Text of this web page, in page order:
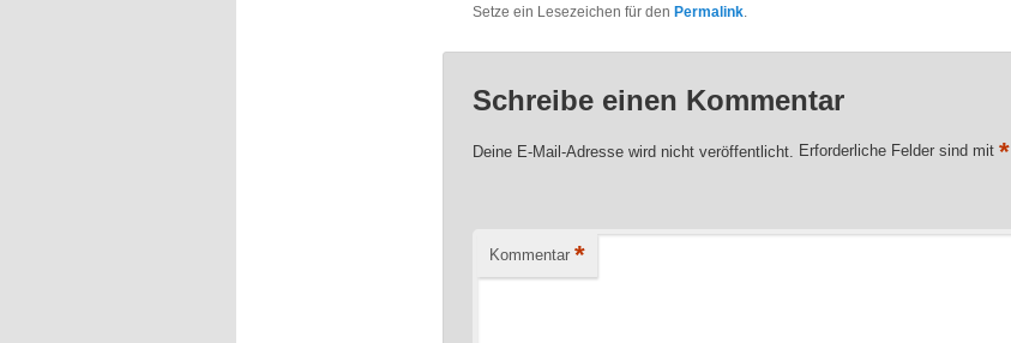
Setze ein Lesezeichen für denPermalink
Schreibe einen Kommentar
Deine E-Mail-Adresse wird nicht veröffentlicht. Erforderliche Felder sind mit*
Kommentar *